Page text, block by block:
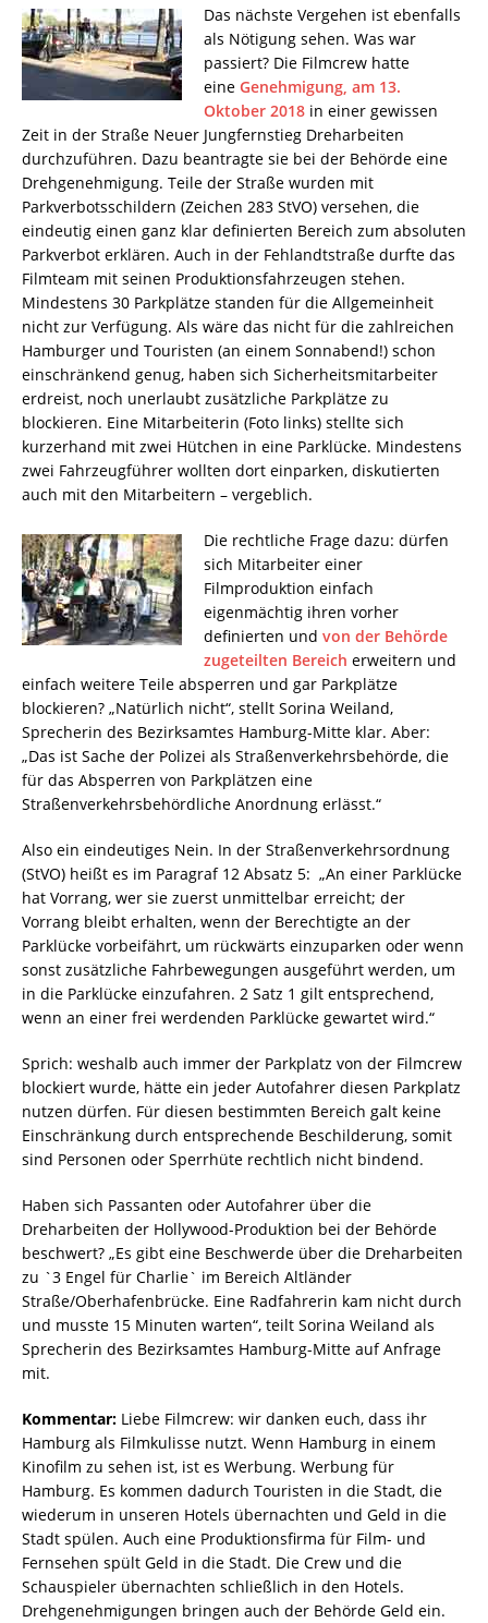
Das nächste Vergehen ist ebenfalls
als Nötigung sehen. Was war
passiert? Die Filmcrew hatte
eine Genehmigung, am 13.
Oktober 2018 in einer gewissen
Zeit in der Straße Neuer Jungfernstieg Dreharbeiten
durchzuführen. Dazu beantragte sie bei der Behörde eine
Drehgenehmigung. Teile der Straße wurden mit
Parkverbotsschildern (Zeichen 283 StVO) versehen, die
eindeutig einen ganz klar definierten Bereich zum absoluten
Parkverbot erklären. Auch in der Fehlandtstraße durfte das
Filmteam mit seinen Produktionsfahrzeugen stehen.
Mindestens 30 Parkplätze standen für die Allgemeinheit
nicht zur Verfügung. Als wäre das nicht für die zahlreichen
Hamburger und Touristen (an einem Sonnabend!) schon
einschränkend genug, haben sich Sicherheitsmitarbeiter
erdreist, noch unerlaubt zusätzliche Parkplätze zu
blockieren. Eine Mitarbeiterin (Foto links) stellte sich
kurzerhand mit zwei Hütchen in eine Parklücke. Mindestens
zwei Fahrzeugführer wollten dort einparken, diskutierten
auch mit den Mitarbeitern – vergeblich.
Die rechtliche Frage dazu: dürfen
sich Mitarbeiter einer
Filmproduktion einfach
eigenmächtig ihren vorher
definierten und von der Behörde
zugeteilten Bereich erweitern und
einfach weitere Teile absperren und gar Parkplätze
blockieren? „Natürlich nicht“, stellt Sorina Weiland,
Sprecherin des Bezirksamtes Hamburg-Mitte klar. Aber:
„Das ist Sache der Polizei als Straßenverkehrsbehörde, die
für das Absperren von Parkplätzen eine
Straßenverkehrsbehördliche Anordnung erlässt.“
Also ein eindeutiges Nein. In der Straßenverkehrsordnung
(StVO) heißt es im Paragraf 12 Absatz 5: „An einer Parklücke
hat Vorrang, wer sie zuerst unmittelbar erreicht; der
Vorrang bleibt erhalten, wenn der Berechtigte an der
Parklücke vorbeifährt, um rückwärts einzuparken oder wenn
sonst zusätzliche Fahrbewegungen ausgeführt werden, um
in die Parklücke einzufahren. 2 Satz 1 gilt entsprechend,
wenn an einer frei werdenden Parklücke gewartet wird.“
Sprich: weshalb auch immer der Parkplatz von der Filmcrew
blockiert wurde, hätte ein jeder Autofahrer diesen Parkplatz
nutzen dürfen. Für diesen bestimmten Bereich galt keine
Einschränkung durch entsprechende Beschilderung, somit
sind Personen oder Sperrhüte rechtlich nicht bindend.
Haben sich Passanten oder Autofahrer über die
Dreharbeiten der Hollywood-Produktion bei der Behörde
beschwert? „Es gibt eine Beschwerde über die Dreharbeiten
zu `3 Engel für Charlie` im Bereich Altländer
Straße/Oberhafenbrücke. Eine Radfahrerin kam nicht durch
und musste 15 Minuten warten“, teilt Sorina Weiland als
Sprecherin des Bezirksamtes Hamburg-Mitte auf Anfrage
mit.
Kommentar: Liebe Filmcrew: wir danken euch, dass ihr
Hamburg als Filmkulisse nutzt. Wenn Hamburg in einem
Kinofilm zu sehen ist, ist es Werbung. Werbung für
Hamburg. Es kommen dadurch Touristen in die Stadt, die
wiederum in unseren Hotels übernachten und Geld in die
Stadt spülen. Auch eine Produktionsfirma für Film- und
Fernsehen spült Geld in die Stadt. Die Crew und die
Schauspieler übernachten schließlich in den Hotels.
Drehgenehmigungen bringen auch der Behörde Geld ein.